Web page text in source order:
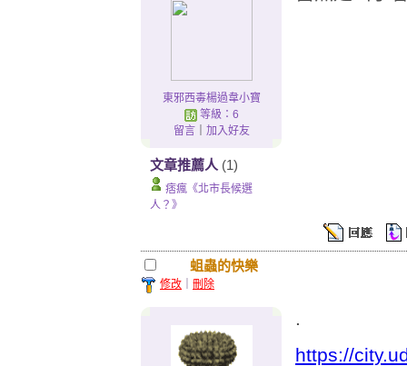
東邪西毒楊過韋小寶
等級：6
留言｜ 加入好友
文章推薦人 (1)
痞瘋《北市長候選
人？》
蛆蟲的快樂
修改 刪除
.
https://